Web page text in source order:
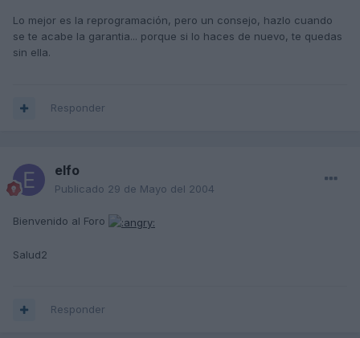
Lo mejor es la reprogramación, pero un consejo, hazlo cuando
se te acabe la garantia... porque si lo haces de nuevo, te quedas
sin ella.
Responder
elfo
Publicado 29 de Mayo del 2004
Bienvenido al Foro
Salud2
Responder